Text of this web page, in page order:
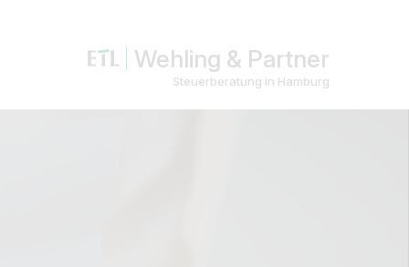
Wehling & Partner
Steuerberatung in Hamburg